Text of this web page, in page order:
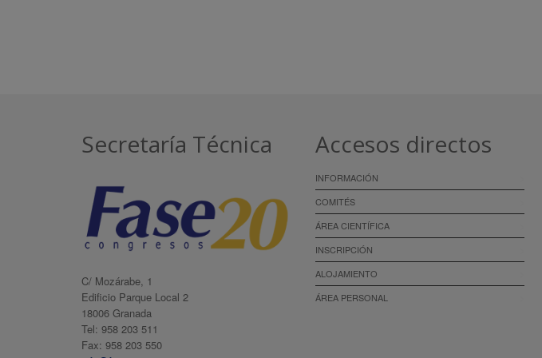
Secretaría Técnica
C/ Mozárabe, 1
Edificio Parque Local 2
18006 Granada
Tel: 958 203 511
Fax: 958 203 550
Accesos directos
INFORMACIÓN
COMITÉS
ÁREA CIENTÍFICA
INSCRIPCIÓN
ALOJAMIENTO
ÁREA PERSONAL